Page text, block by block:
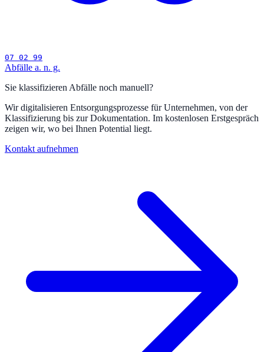
07 02 99
Abfälle a. n. g.
Sie klassifizieren Abfälle noch manuell?
Wir digitalisieren Entsorgungsprozesse für Unternehmen, von der
Klassifizierung bis zur Dokumentation. Im kostenlosen Erstgespräch
zeigen wir, wo bei Ihnen Potential liegt.
Kontakt aufnehmen